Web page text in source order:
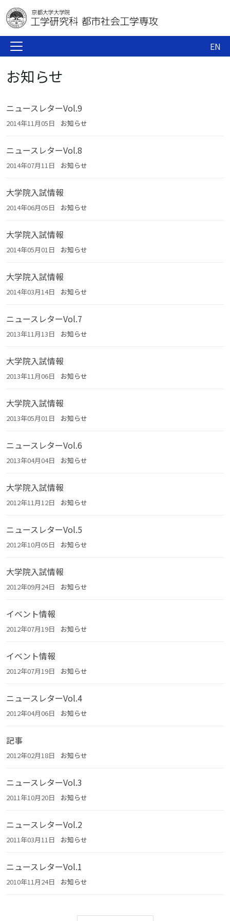
EN
お知らせ
ニュースレターVol.9
2014年11月05日 お知らせ
ニュースレターVol.8
2014年07月11日 お知らせ
大学院入試情報
2014年06月05日 お知らせ
大学院入試情報
2014年05月01日 お知らせ
大学院入試情報
2014年03月14日 お知らせ
ニュースレターVol.7
2013年11月13日 お知らせ
大学院入試情報
2013年11月06日 お知らせ
大学院入試情報
2013年05月01日 お知らせ
ニュースレターVol.6
2013年04月04日 お知らせ
大学院入試情報
2012年11月12日 お知らせ
ニュースレターVol.5
2012年10月05日 お知らせ
大学院入試情報
2012年09月24日 お知らせ
イベント情報
2012年07月19日 お知らせ
イベント情報
2012年07月19日 お知らせ
ニュースレターVol.4
2012年04月06日 お知らせ
記事
2012年02月18日 お知らせ
ニュースレターVol.3
2011年10月20日 お知らせ
ニュースレターVol.2
2011年03月11日 お知らせ
ニュースレターVol.1
2010年11月24日 お知らせ